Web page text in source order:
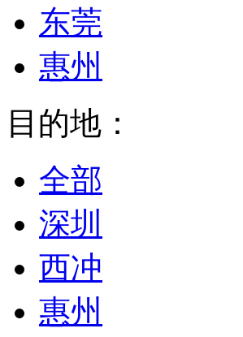
东莞
惠州
目的地：
全部
深圳
西冲
惠州